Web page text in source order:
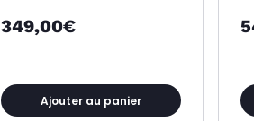
349,00€
Ajouter au panier